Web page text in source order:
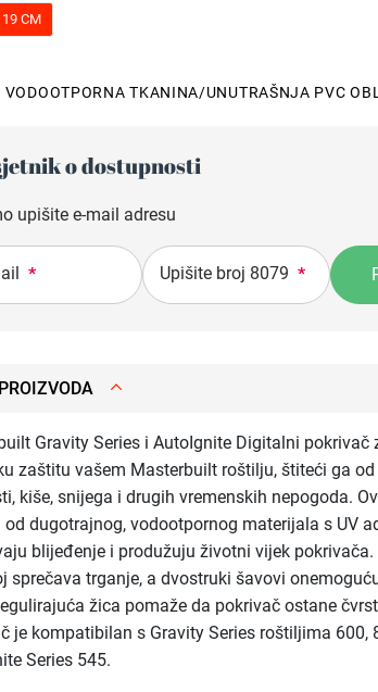
CM
VODOOTPORNA TKANINA/UNUTRAŠNJA PVC
o dostupnosti
upišite e-mail adresu
* Upišite broj 8079 *
Gravity Series i AutoIgnite Digitalni pokrivač
zaštitu vašem Masterbuilt roštilju, štiteći ga od
kiše, snijega i drugih vremenskih nepogoda.
od dugotrajnog, vodootpornog materijala s UV
blijeđenje i produžuju životni vijek pokrivača.
sprečava trganje, a dvostruki šavovi
žica pomaže da pokrivač ostane
je kompatibilan s Gravity Series roštiljima 600,
Series 545.